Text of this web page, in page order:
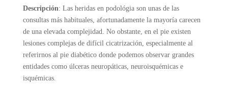
Descripción: Las heridas en podológia son unas de las
consultas más habituales, afortunadamente la mayoría carecen
de una elevada complejidad. No obstante, en el pie existen
lesiones complejas de difícil cicatrización, especialmente al
referirnos al pie diabético donde podemos observar grandes
entidades como úlceras neuropáticas, neuroisquémicas e
isquémicas.